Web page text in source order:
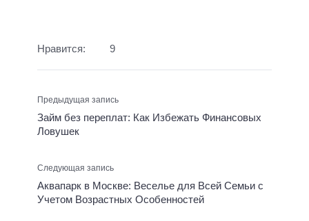
Нравится: 9
Предыдущая запись
Займ без переплат: Как Избежать Финансовых
Ловушек
Следующая запись
Аквапарк в Москве: Веселье для Всей Семьи с
Учетом Возрастных Особенностей